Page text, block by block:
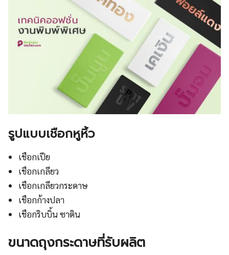
รูปแบบเชือกหูหิ้ว
เชือกเปีย
เชือกเกลียว
เชือกเกลียวกระดาษ
เชือกก้างปลา
เชือกริบบิ้น ซาติน
ขนาดถุงกระดาษที่รับผลิต